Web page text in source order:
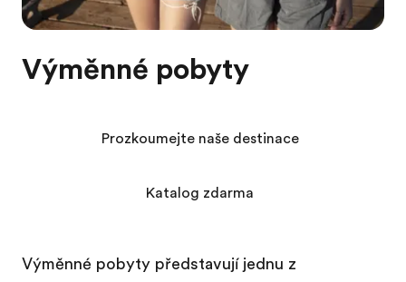
Výměnné pobyty
Výměnné pobyty představují jednu z
Prozkoumejte naše destinace
Katalog zdarma